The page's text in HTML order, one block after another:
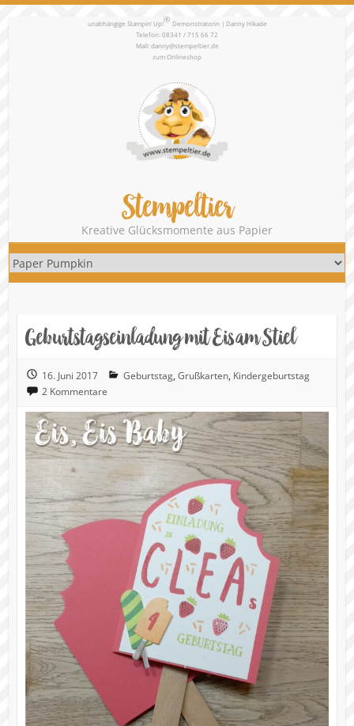
unabhängige Stampin‘ Up!® Demonstratorin | Danny Hikade
Telefon: 08341 / 715 66 72
Mail:danny@stempeltier.de
zumOnlineshop
Stempeltier
Kreative Glücksmomente aus Papier
Geburtstagseinladung mit Eis am Stiel
16. Juni 2017 Geburtstag, Grußkarten, Kindergeburtstag
2 Kommentare